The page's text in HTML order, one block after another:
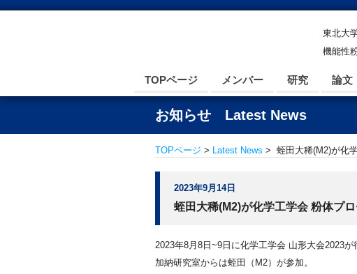
東北大
機能性
TOPページ メンバー 研究 論文
お知らせ Latest News
TOPページ > Latest News > 蛭田大稀(M2)が化
2023年9月14日
蛭田大稀(M2)が化学工学会 粉体プ
2023年8月8日~9日に化学工学会 山形大会2023が
加納研究室からは蛭田（M2）が参加。